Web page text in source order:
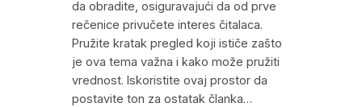
da obradite, osiguravajući da od prve
rečenice privučete interes čitalaca.
Pružite kratak pregled koji ističe zašto
je ova tema važna i kako može pružiti
vrednost. Iskoristite ovaj prostor da
postavite ton za ostatak članka…